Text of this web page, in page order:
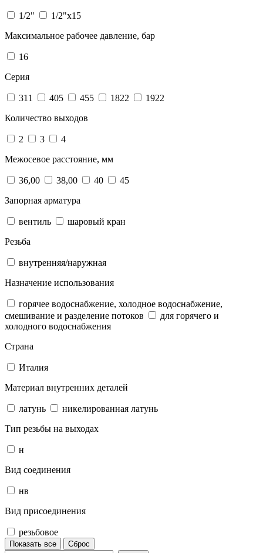
1/2"
1/2"х15
Максимальное рабочее давление, бар
16
Серия
311 405 455 1822
1922
Количество выходов
2 3
4
Межосевое расстояние, мм
36,00 38,00 40
45
Запорная арматура
вентиль
шаровый кран
Резьба
внутренняя/наружная
Назначение использования
горячее водоснабжение, холодное водоснабжение,
смешивание и разделение потоков
для горячего и
холодного водоснабжения
Страна
Италия
Материал внутренних деталей
латунь
никелированная латунь
Тип резьбы на выходах
н
Вид соединения
нв
Вид присоединения
резьбовое
Показать все Сброс